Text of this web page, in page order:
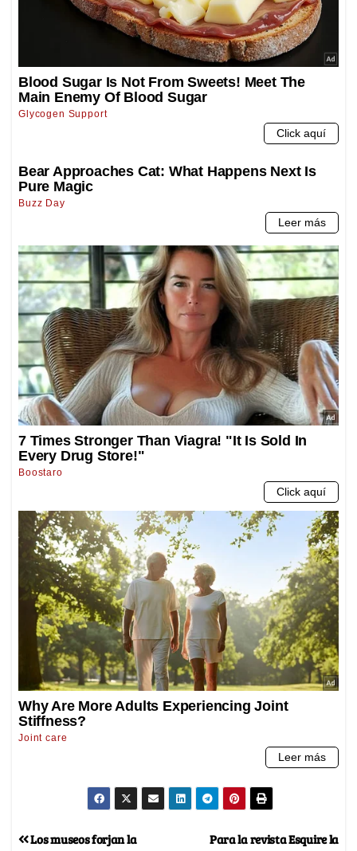
Para la revista Esquire la
Los museos forjan la